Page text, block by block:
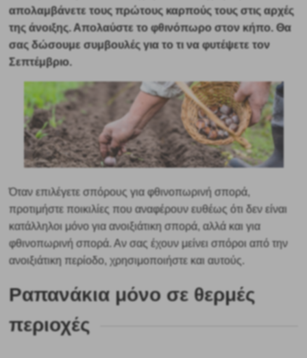
απολαμβάνετε τους πρώτους καρπούς τους στις αρχές
της άνοιξης.Απολαύστε το φθινόπωρο στον κήπο. Θα
σας δώσουμε συμβουλές για το τι να φυτέψετε τον
Σεπτέμβριο.
Όταν επιλέγετε σπόρους για φθινοπωρινή σπορά,
προτιμήστε ποικιλίες που αναφέρουν ευθέως ότι δεν είναι
κατάλληλοι μόνο για ανοιξιάτικη σπορά, αλλά και για
φθινοπωρινή σπορά. Αν σας έχουν μείνει σπόροι από την
ανοιξιάτικη περίοδο, χρησιμοποιήστε και αυτούς.
Ραπανάκια μόνο σε θερμές
περιοχές